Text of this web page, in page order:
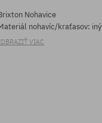
Nohavice
nohavíc/kraťasov: iný
VIAC